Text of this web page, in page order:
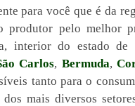
para você que é da
produtor pelo melhor
interior do estado de
Carlos, Bermuda,
tanto para o
mais diversos